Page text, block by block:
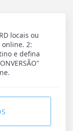
locais ou
online. 2:
e defina